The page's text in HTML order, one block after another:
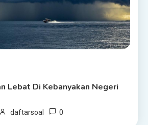
Lebat Di Kebanyakan Negeri
daftarsoal 0